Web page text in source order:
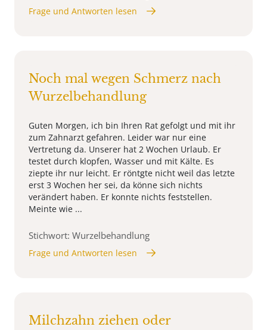
Frage und Antworten lesen
Noch mal wegen Schmerz nach
Wurzelbehandlung
Guten Morgen, ich bin Ihren Rat gefolgt und mit ihr
zum Zahnarzt gefahren. Leider war nur eine
Vertretung da. Unserer hat 2 Wochen Urlaub. Er
testet durch klopfen, Wasser und mit Kälte. Es
ziepte ihr nur leicht. Er röntgte nicht weil das letzte
erst 3 Wochen her sei, da könne sich nichts
verändert haben. Er konnte nichts feststellen.
Meinte wie ...
Stichwort: Wurzelbehandlung
Frage und Antworten lesen
Milchzahn ziehen oder